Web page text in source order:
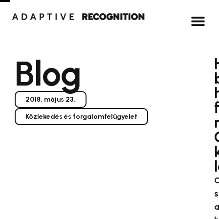
Blog
2018. május 23.
Közlekedés és forgalomfelügyelet
s
a